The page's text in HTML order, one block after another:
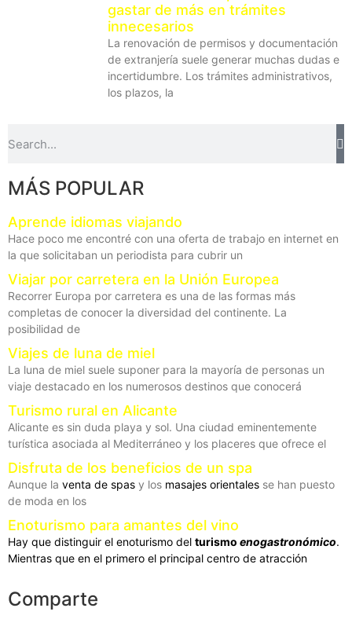
gastar de más en trámites
innecesarios
La renovación de permisos y documentación
de extranjería suele generar muchas dudas e
incertidumbre. Los trámites administrativos,
los plazos, la
MÁS POPULAR
Aprende idiomas viajando
Hace poco me encontré con una oferta de trabajo en internet en
la que solicitaban un periodista para cubrir un
Viajar por carretera en la Unión Europea
Recorrer Europa por carretera es una de las formas más
completas de conocer la diversidad del continente. La
posibilidad de
Viajes de luna de miel
La luna de miel suele suponer para la mayoría de personas un
viaje destacado en los numerosos destinos que conocerá
Turismo rural en Alicante
Alicante es sin duda playa y sol. Una ciudad eminentemente
turística asociada al Mediterráneo y los placeres que ofrece el
Disfruta de los beneficios de un spa
Aunque la venta de spas y los masajes orientales se han puesto
de moda en los
Enoturismo para amantes del vino
Hay que distinguir el enoturismo del turismo enogastronómico.
Mientras que en el primero el principal centro de atracción
Comparte